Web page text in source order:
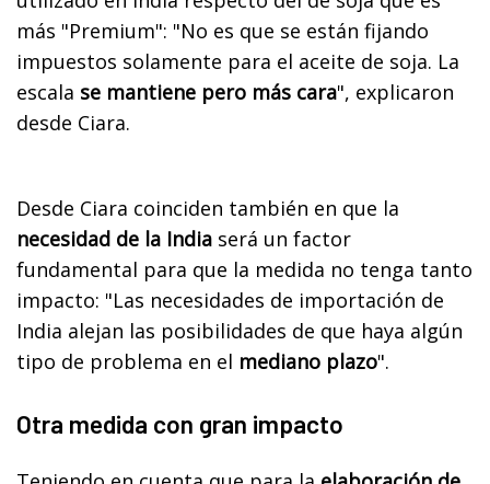
más "Premium": "No es que se están fijando
impuestos solamente para el aceite de soja. La
escala se mantiene pero más cara", explicaron
desde Ciara.
Desde Ciara coinciden también en que la
necesidad de la India será un factor
fundamental para que la medida no tenga tanto
impacto: "Las necesidades de importación de
India alejan las posibilidades de que haya algún
tipo de problema en el mediano plazo".
Otra medida con gran impacto